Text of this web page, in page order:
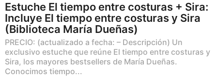
Estuche El tiempo entre costuras + Sira:
Incluye El tiempo entre costuras y Sira
(Biblioteca María Dueñas)
PRECIO: (actualizado a fecha: – Descripción) Un
exclusivo estuche que reúne El tiempo entre costuras y
Sira, los mayores bestsellers de María Dueñas.
Conocimos tiempo...